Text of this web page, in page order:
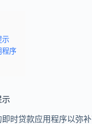
示
程序
示
时贷款应用程序以弥